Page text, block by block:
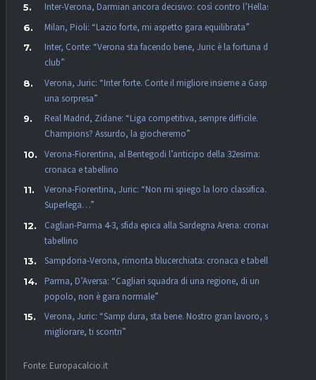
Inter-Verona, Darmian ancora decisivo: così contro l’Hellas
Milan, Pioli: “Lazio forte, mi aspetto gara equilibrata”
Inter, Conte: “Verona sta facendo bene, Juric è la fortuna dei
club”
Verona, Juric: “Inter forte. Conte il migliore insieme a Gasp, non
una sorpresa”
Real Madrid, Zidane: “Liga competitiva, sempre difficile.
Champions? Assurdo, la giocheremo”
Verona-Fiorentina, al Bentegodi l’anticipo della 32esima:
cronaca e tabellino
Verona-Fiorentina, Juric: “Non mi spiego la loro classifica. La
Superlega…”
Cagliari-Parma 4-3, sfida epica alla Sardegna Arena: cronaca e
tabellino
Sampdoria-Verona, rimonta blucerchiata: cronaca e tabellino
Parma, D’Aversa: “Cagliari squadra di una regione, di un
popolo, non è gara normale”
Verona, Juric: “Samp dura, sta bene. Nostro gran lavoro, se vuoi
migliorare, ti scontri”
Fonte: Europacalcio.it